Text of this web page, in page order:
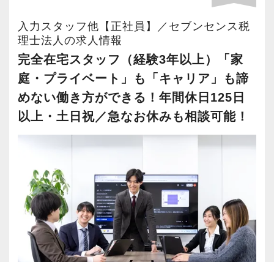
入力スタッフ他【正社員】／セブンセンス税
理士法人の求人情報
完全在宅スタッフ（経験3年以上）「家
庭・プライベート」も「キャリア」も諦
めない働き方ができる！年間休日125日
以上・土日祝／急なお休みも相談可能！